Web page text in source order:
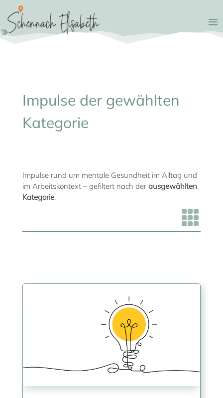
Impulse der gewählten
Kategorie
Impulse rund um mentale Gesundheit im Alltag und
im Arbeitskontext – gefiltert nach der ausgewählten
Kategorie.
